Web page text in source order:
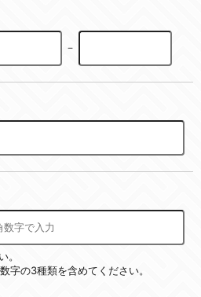
－
。
字の3種類を含めてください。